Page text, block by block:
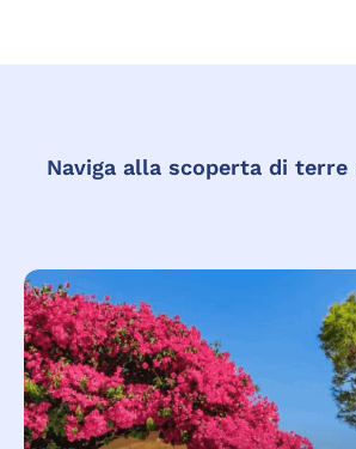
Naviga alla scoperta di terre